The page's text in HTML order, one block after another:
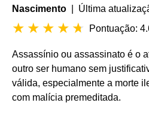
Nascimento | Última
Pontuação:
Assassínio ou assassinato é o
outro ser humano sem
válida, especialmente a morte
com malícia premeditada.